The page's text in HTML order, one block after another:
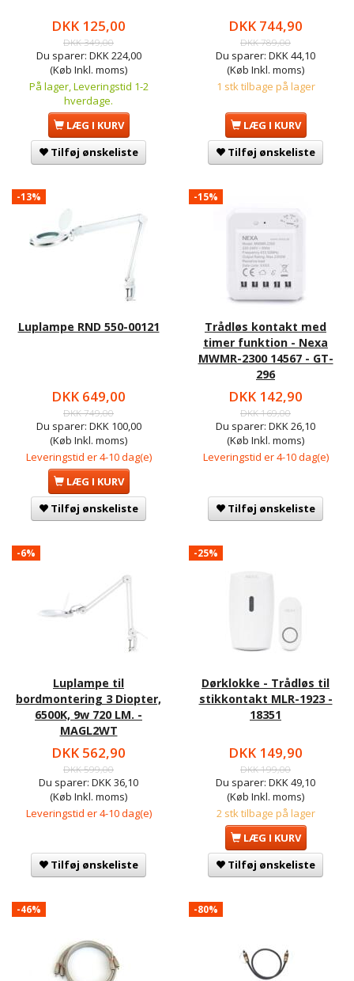
DKK 125,00
DKK 349,00
Du sparer: DKK 224,00
(Køb Inkl. moms)
På lager, Leveringstid 1-2
hverdage.
LÆG I KURV
Tilføj ønskeliste
DKK 744,90
DKK 789,00
Du sparer: DKK 44,10
(Køb Inkl. moms)
1 stk tilbage på lager
LÆG I KURV
Tilføj ønskeliste
-13%
Luplampe RND 550-00121
DKK 649,00
DKK 749,00
Du sparer: DKK 100,00
(Køb Inkl. moms)
Leveringstid er 4-10 dag(e)
LÆG I KURV
Tilføj ønskeliste
-15%
Trådløs kontakt med
timer funktion - Nexa
MWMR-2300 14567 - GT-
296
DKK 142,90
DKK 169,00
Du sparer: DKK 26,10
(Køb Inkl. moms)
Leveringstid er 4-10 dag(e)
Tilføj ønskeliste
-6%
Luplampe til
bordmontering 3 Diopter,
6500K, 9w 720 LM. -
MAGL2WT
DKK 562,90
DKK 599,00
Du sparer: DKK 36,10
(Køb Inkl. moms)
Leveringstid er 4-10 dag(e)
Tilføj ønskeliste
-25%
Dørklokke - Trådløs til
stikkontakt MLR-1923 -
18351
DKK 149,90
DKK 199,00
Du sparer: DKK 49,10
(Køb Inkl. moms)
2 stk tilbage på lager
LÆG I KURV
Tilføj ønskeliste
-46% -80%